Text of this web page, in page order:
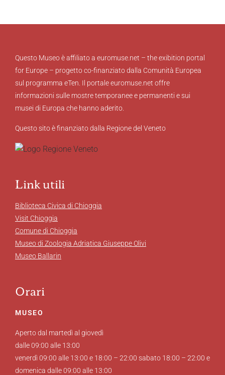
Questo Museo è affiliato a euromuse.net – the exibition portal
for Europe – progetto co-finanziato dalla Comunità Europea
sul programma eTen. Il portale euromuse.net offre
informazioni sulle mostre temporanee e permanenti e sui
musei di Europa che hanno aderito.
Questo sito è finanziato dalla Regione del Veneto
Link utili
Biblioteca Civica di Chioggia
Visit Chioggia
Comune di Chioggia
Museo di Zoologia Adriatica Giuseppe Olivi
Museo Ballarin
Orari
MUSEO
Aperto dal martedì al giovedì
dalle 09:00 alle 13:00
venerdì 09:00 alle 13:00 e 18:00 – 22:00 sabato 18:00 – 22:00 e
domenica dalle 09:00 alle 13:00